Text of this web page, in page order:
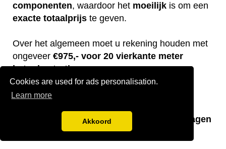
Cookies are used for ads personalisation.
Learn more
Akkoord
componenten, waardoor het moeilijk is om een
exacte totaalprijs te geven.
Over het algemeen moet u rekening houden met
ongeveer €975,- voor 20 vierkante meter
betonbestrating.
Dekosten
en dearbeidskosten
bedragen
€360,-.